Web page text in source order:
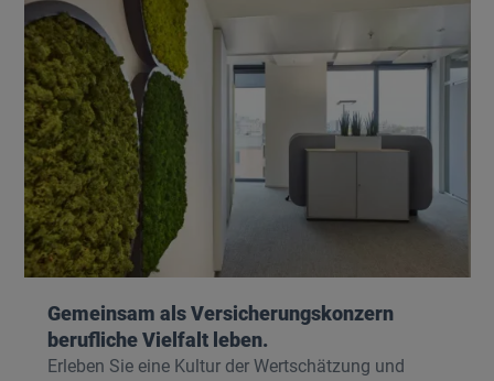
Gemeinsam als Versicherungskonzern
berufliche Vielfalt leben.
Erleben Sie eine Kultur der Wertschätzung und